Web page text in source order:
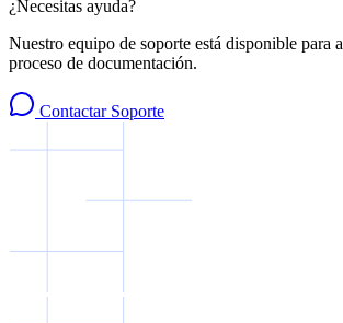
¿Necesitas ayuda?
Nuestro equipo de soporte está disponible para
proceso de documentación.
Contactar Soporte